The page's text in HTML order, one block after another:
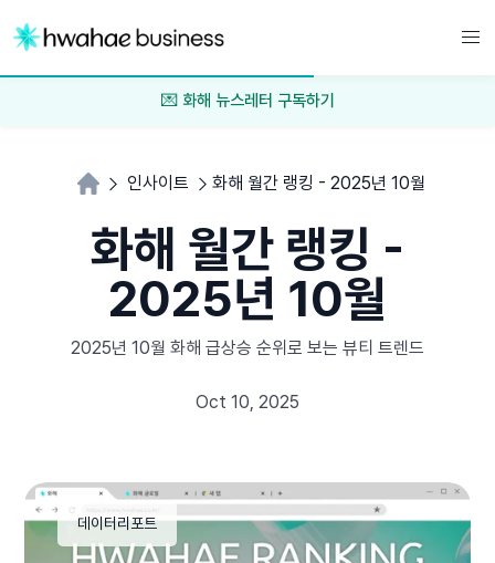
💌 화해 뉴스레터 구독하기
인사이트 화해 월간 랭킹 - 2025년 10월
화해 월간 랭킹 -
2025년 10월
2025년 10월 화해 급상승 순위로 보는 뷰티 트렌드
Oct 10, 2025
데이터리포트